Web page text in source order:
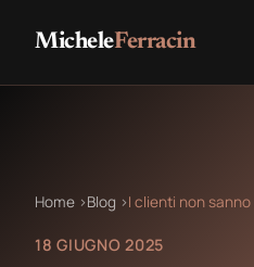
MicheleFerracin
Home ›Blog ›I clienti non
18 GIUGNO 2025